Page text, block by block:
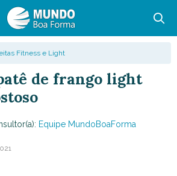
Fitness e Light
de frango light
Equipe MundoBoaForma